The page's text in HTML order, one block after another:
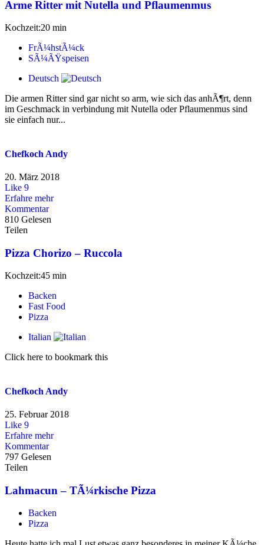
Arme Ritter mit Nutella und Pflaumenmus
Kochzeit:20 min
FrÃ¼hstÃ¼ck
SÃ¼ÃŸspeisen
Deutsch
Die armen Ritter sind gar nicht so arm, wie sich das anhÃ¶rt, denn
im Geschmack in verbindung mit Nutella oder Pflaumenmus sind
sie einfach nur...
Chefkoch Andy
20. März 2018
Like 9
Erfahre mehr
Kommentar
810 Gelesen
Teilen
Pizza Chorizo – Ruccola
Kochzeit:45 min
Backen
Fast Food
Pizza
Italian
Click here to bookmark this
Chefkoch Andy
25. Februar 2018
Like 9
Erfahre mehr
Kommentar
797 Gelesen
Teilen
Lahmacun – TÃ¼rkische Pizza
Backen
Pizza